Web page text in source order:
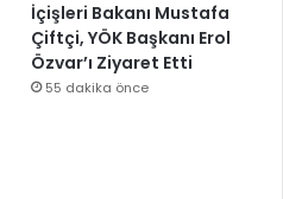
İçişleri Bakanı Mustafa
Çiftçi, YÖK Başkanı Erol
Özvar’ı Ziyaret Etti
55 dakika önce